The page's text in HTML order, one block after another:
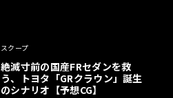
スクープ
絶滅寸前の国産FRセダンを救
う、トヨタ「GRクラウン」誕生
のシナリオ【予想CG】